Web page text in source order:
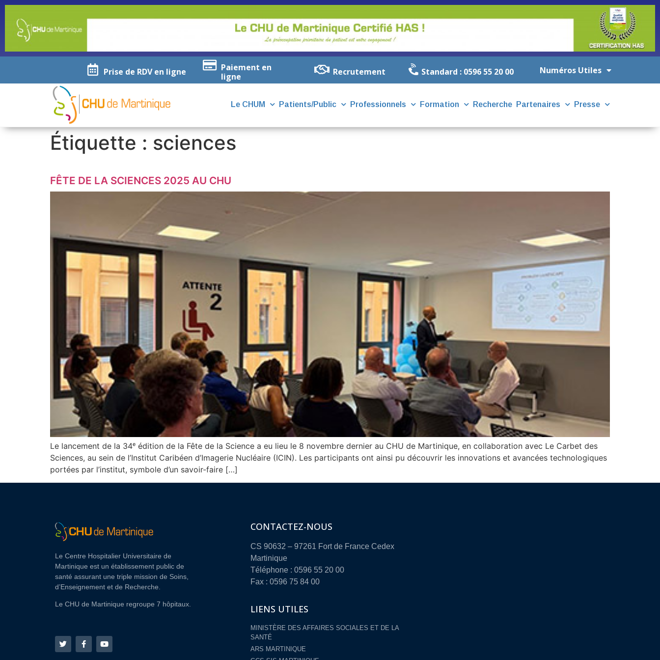
Prise de RDV en ligne
Paiement en
ligne
Recrutement Standard : 0596 55 20 00 Numéros Utiles
Le CHUM Patients/Public Professionnels Formation Recherche Partenaires Presse
Étiquette : sciences
FÊTE DE LA SCIENCES 2025 AU CHU
Le lancement de la 34ᵉ édition de la Fête de la Science a eu lieu le 8 novembre dernier au CHU de Martinique, en collaboration avec Le Carbet des
Sciences, au sein de l’Institut Caribéen d’Imagerie Nucléaire (ICIN). Les participants ont ainsi pu découvrir les innovations et avancées technologiques
portées par l’institut, symbole d’un savoir-faire […]
Le Centre Hospitalier Universitaire de
Martinique est un établissement public de
santé assurant une triple mission de Soins,
d’Enseignement et de Recherche.
Le CHU de Martinique regroupe 7 hôpitaux.
CONTACTEZ-NOUS
CS 90632 – 97261 Fort de France Cedex
Martinique
Téléphone : 0596 55 20 00
Fax : 0596 75 84 00
LIENS UTILES
MINISTÈRE DES AFFAIRES SOCIALES ET DE LA
SANTÉ
ARS MARTINIQUE